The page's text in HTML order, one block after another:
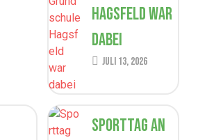
Hagsfeld war
dabei
Juli 13, 2026
Sporttag an